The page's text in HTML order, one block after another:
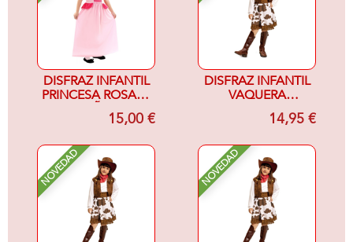
DISFRAZ INFANTIL
PRINCESA ROSA 7-
9 AÑOS15,00 €
DISFRAZ INFANTIL
VAQUERA
MARRON Y
BLANCO 10-12
14,95 €
NOVEDAD NOVEDAD